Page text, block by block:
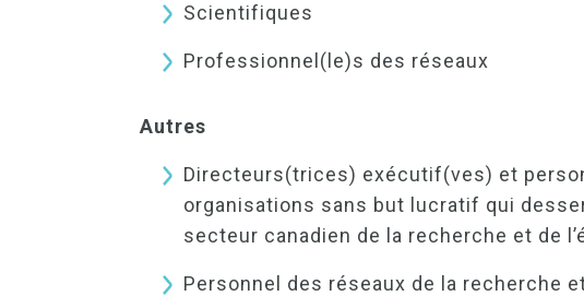
Scientifiques
Professionnel(le)s des réseaux
Autres
Directeurs(trices) exécutif(ves) et
organisations sans but lucratif qui
secteur canadien de la recherche et de
Personnel des réseaux de la recherche